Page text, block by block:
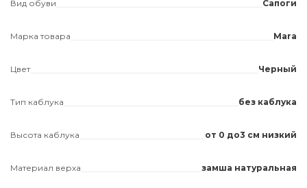
Вид обуви Сапоги
Марка товара Mara
Цвет Черный
Тип каблука без каблука
Высота каблука от 0 до3 см низкий
Материал верха замша натуральная